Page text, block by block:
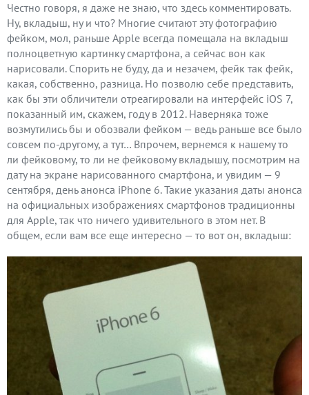
Честно говоря, я даже не знаю, что здесь комментировать.
Ну, вкладыш, ну и что? Многие считают эту фотографию
фейком, мол, раньше Apple всегда помещала на вкладыш
полноцветную картинку смартфона, а сейчас вон как
нарисовали. Спорить не буду, да и незачем, фейк так фейк,
какая, собственно, разница. Но позволю себе представить,
как бы эти обличители отреагировали на интерфейс iOS 7,
показанный им, скажем, году в 2012. Наверняка тоже
возмутились бы и обозвали фейком — ведь раньше все было
совсем по-другому, а тут… Впрочем, вернемся к нашему то
ли фейковому, то ли не фейковому вкладышу, посмотрим на
дату на экране нарисованного смартфона, и увидим — 9
сентября, день анонса iPhone 6. Такие указания даты анонса
на официальных изображениях смартфонов традиционны
для Apple, так что ничего удивительного в этом нет. В
общем, если вам все еще интересно — то вот он, вкладыш: